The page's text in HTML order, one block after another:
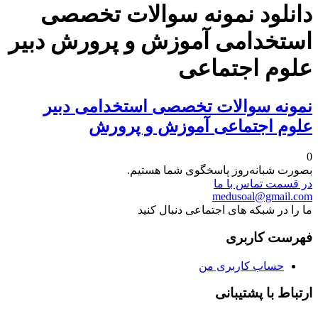
دانلود نمونه سوالات تخصصی
استخدامی آموزش و پرورش دبیر
علوم اجتماعی
نمونه سوالات تخصصی استخدامی دبیر
علوم اجتماعی آموزش و پرورش
0
بصورت شبانه‌روز پاسخگوی شما هستیم.
در قسمت تماس با ما
medusoal@gmail.com
ما را در شبکه های اجتماعی دنبال کنید
فهرست کاربری
حساب کاربری من
ارتباط با پشتیبانی